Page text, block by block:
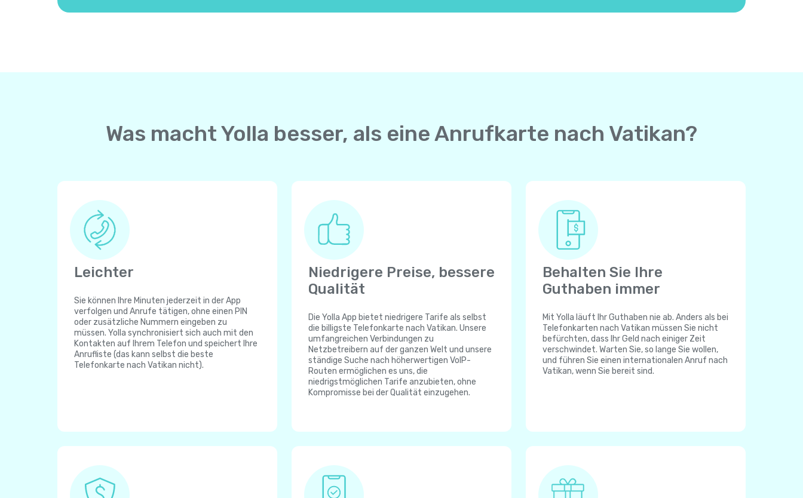
Was macht Yolla besser, als eine Anrufkarte nach Vatikan?
Leichter
Sie können Ihre Minuten jederzeit in der App
verfolgen und Anrufe tätigen, ohne einen PIN
oder zusätzliche Nummern eingeben zu
müssen. Yolla synchronisiert sich auch mit den
Kontakten auf Ihrem Telefon und speichert Ihre
Anrufliste (das kann selbst die beste
Telefonkarte nach Vatikan nicht).
Niedrigere Preise, bessere
Qualität
Die Yolla App bietet niedrigere Tarife als selbst
die billigste Telefonkarte nach Vatikan. Unsere
umfangreichen Verbindungen zu
Netzbetreibern auf der ganzen Welt und unsere
ständige Suche nach höherwertigen VoIP-
Routen ermöglichen es uns, die
niedrigstmöglichen Tarife anzubieten, ohne
Kompromisse bei der Qualität einzugehen.
Behalten Sie Ihre
Guthaben immer
Mit Yolla läuft Ihr Guthaben nie ab. Anders als bei
Telefonkarten nach Vatikan müssen Sie nicht
befürchten, dass Ihr Geld nach einiger Zeit
verschwindet. Warten Sie, so lange Sie wollen,
und führen Sie einen internationalen Anruf nach
Vatikan, wenn Sie bereit sind.